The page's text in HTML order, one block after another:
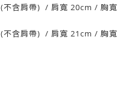
(不含肩帶) / 肩寬 20cm / 胸寬
(不含肩帶) / 肩寬 21cm / 胸寬